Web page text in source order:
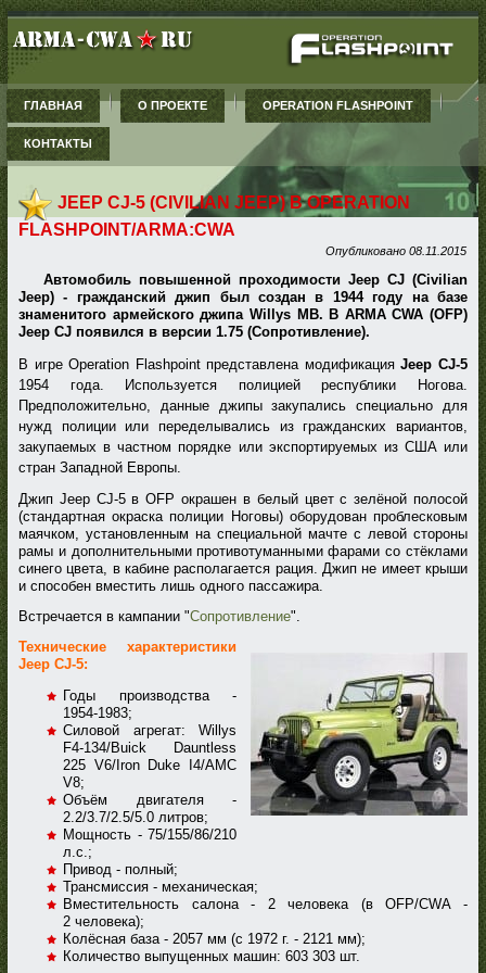
ГЛАВНАЯ О ПРОЕКТЕ OPERATION FLASHPOINT
КОНТАКТЫ
JEEP CJ-5 (CIVILIAN JEEP) В OPERATION
FLASHPOINT/ARMA:CWA
Опубликовано 08.11.2015
Автомобиль повышенной проходимости Jeep CJ (Civilian
Jeep) - гражданский джип был создан в 1944 году на базе
знаменитого армейского джипа Willys MB. В ARMA CWA (OFP)
Jeep CJ появился в версии 1.75 (Сопротивление).
В игре Operation Flashpoint представлена модификацияJeep CJ-5
1954 года. Используется полицией республики Ногова.
Предположительно, данные джипы закупались специально для
нужд полиции или переделывались из гражданских вариантов,
закупаемых в частном порядке или экспортируемых из США или
стран Западной Европы.
Джип Jeep CJ-5 в OFP окрашен в белый цвет с зелёной полосой
(стандартная окраска полиции Ноговы) оборудован проблесковым
маячком, установленным на специальной мачте с левой стороны
рамы и дополнительными противотуманными фарами со стёклами
синего цвета, в кабине располагается рация. Джип не имеет крыши
и способен вместить лишь одного пассажира.
Встречается в кампании "Сопротивление".
Технические характеристики
Jeep CJ-5:
Годы производства -
1954-1983;
Силовой агрегат: Willys
F4-134/Buick Dauntless
225 V6/Iron Duke I4/AMC
V8;
Объём двигателя -
2.2/3.7/2.5/5.0 литров;
Мощность - 75/155/86/210
л.с.;
Привод - полный;
Трансмиссия - механическая;
Вместительность салона - 2 человека (в OFP/CWA -
2 человека);
Колёсная база - 2057 мм (с 1972 г. - 2121 мм);
Количество выпущенных машин: 603 303 шт.